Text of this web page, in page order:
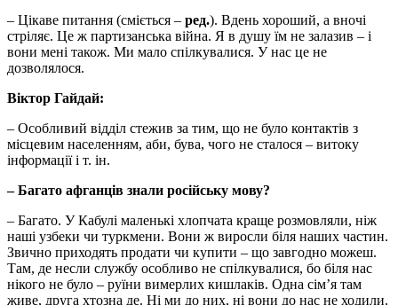
– Цікаве питання (сміється – ред.). Вдень хороший, а вночі
стріляє. Це ж партизанська війна. Я в душу їм не залазив – і
вони мені також. Ми мало спілкувалися. У нас це не
дозволялося.
Віктор Гайдай:
– Особливий відділ стежив за тим, що не було контактів з
місцевим населенням, аби, бува, чого не сталося – витоку
інформації і т. ін.
– Багато афганців знали російську мову?
– Багато. У Кабулі маленькі хлопчата краще розмовляли, ніж
наші узбеки чи туркмени. Вони ж виросли біля наших частин.
Звично приходять продати чи купити – що завгодно можеш.
Там, де несли службу особливо не спілкувалися, бо біля нас
нікого не було – руїни вимерлих кишлаків. Одна сім’я там
живе, друга хтозна де. Ні ми до них, ні вони до нас не ходили.